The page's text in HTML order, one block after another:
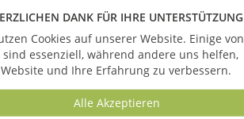
DANK FÜR IHRE UNTERSTÜTZUNG
Cookies auf unserer Website. Einige von
essenziell, während andere uns helfen,
und Ihre Erfahrung zu verbessern.
Alle Akzeptieren